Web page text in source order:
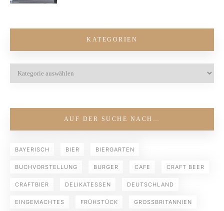
KATEGORIEN
AUF DER SUCHE NACH…
BAYERISCH BIER BIERGARTEN
BUCHVORSTELLUNG BURGER CAFE CRAFT BEER
CRAFTBIER DELIKATESSEN DEUTSCHLAND
EINGEMACHTES FRÜHSTÜCK GROSSBRITANNIEN